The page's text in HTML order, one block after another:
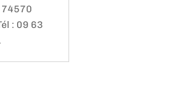
74570
: 09 63